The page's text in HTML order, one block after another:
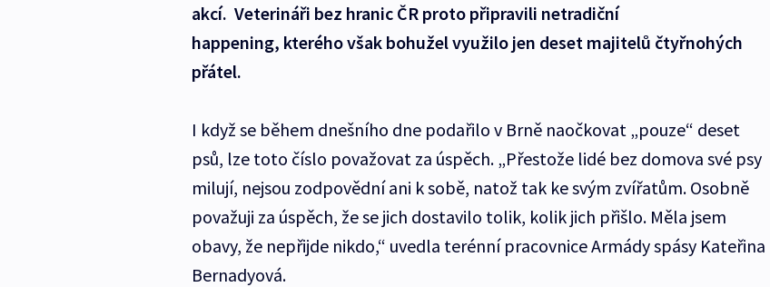
akcí. Veterináři bez hranic ČR proto připravili netradiční
happening, kterého však bohužel využilo jen deset majitelů čtyřnohých
přátel.
I když se během dnešního dne podařilo v Brně naočkovat „pouze“ deset
psů, lze toto číslo považovat za úspěch. „Přestože lidé bez domova své psy
milují, nejsou zodpovědní ani k sobě, natož tak ke svým zvířatům. Osobně
považuji za úspěch, že se jich dostavilo tolik, kolik jich přišlo. Měla jsem
obavy, že nepřijde nikdo,“ uvedla terénní pracovnice Armády spásy Kateřina
Bernadyová.